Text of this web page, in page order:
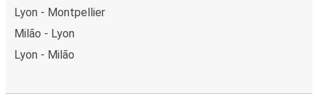
Lyon - Montpellier
Milão - Lyon
Lyon - Milão